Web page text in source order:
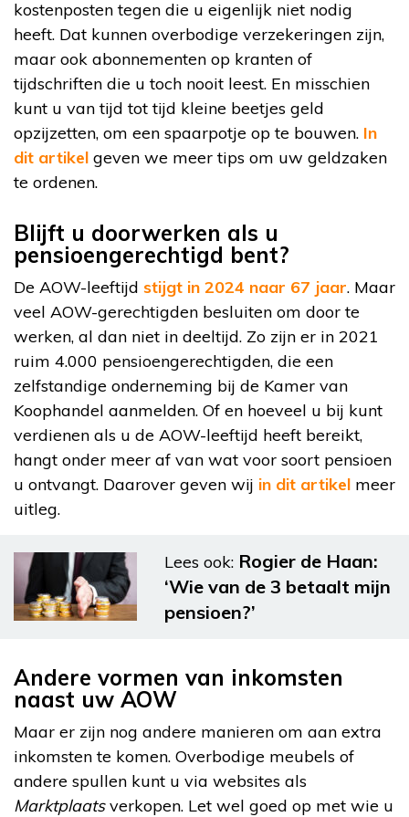
kostenposten tegen die u eigenlijk niet nodig
heeft. Dat kunnen overbodige verzekeringen zijn,
maar ook abonnementen op kranten of
tijdschriften die u toch nooit leest. En misschien
kunt u van tijd tot tijd kleine beetjes geld
opzijzetten, om een spaarpotje op te bouwen. In
dit artikel geven we meer tips om uw geldzaken
te ordenen.
Blijft u doorwerken als u
pensioengerechtigd bent?
De AOW-leeftijd stijgt in 2024 naar 67 jaar. Maar
veel AOW-gerechtigden besluiten om door te
werken, al dan niet in deeltijd. Zo zijn er in 2021
ruim 4.000 pensioengerechtigden, die een
zelfstandige onderneming bij de Kamer van
Koophandel aanmelden. Of en hoeveel u bij kunt
verdienen als u de AOW-leeftijd heeft bereikt,
hangt onder meer af van wat voor soort pensioen
u ontvangt. Daarover geven wij in dit artikel meer
uitleg.
Lees ook: Rogier de Haan:
‘Wie van de 3 betaalt mijn
pensioen?’
Andere vormen van inkomsten
naast uw AOW
Maar er zijn nog andere manieren om aan extra
inkomsten te komen. Overbodige meubels of
andere spullen kunt u via websites als
Marktplaatsverkopen. Let wel goed op met wie u